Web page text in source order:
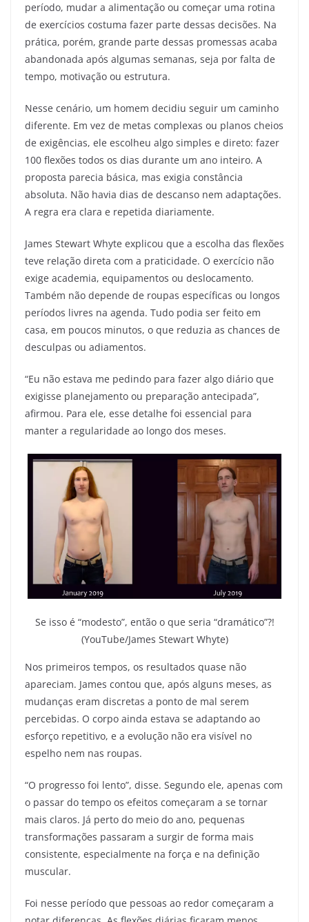
período, mudar a alimentação ou começar uma rotina
de exercícios costuma fazer parte dessas decisões. Na
prática, porém, grande parte dessas promessas acaba
abandonada após algumas semanas, seja por falta de
tempo, motivação ou estrutura.
Nesse cenário, um homem decidiu seguir um caminho
diferente. Em vez de metas complexas ou planos cheios
de exigências, ele escolheu algo simples e direto: fazer
100 flexões todos os dias durante um ano inteiro. A
proposta parecia básica, mas exigia constância
absoluta. Não havia dias de descanso nem adaptações.
A regra era clara e repetida diariamente.
James Stewart Whyte explicou que a escolha das flexões
teve relação direta com a praticidade. O exercício não
exige academia, equipamentos ou deslocamento.
Também não depende de roupas específicas ou longos
períodos livres na agenda. Tudo podia ser feito em
casa, em poucos minutos, o que reduzia as chances de
desculpas ou adiamentos.
“Eu não estava me pedindo para fazer algo diário que
exigisse planejamento ou preparação antecipada”,
afirmou. Para ele, esse detalhe foi essencial para
manter a regularidade ao longo dos meses.
Se isso é “modesto”, então o que seria “dramático”?!
(YouTube/James Stewart Whyte)
Nos primeiros tempos, os resultados quase não
apareciam. James contou que, após alguns meses, as
mudanças eram discretas a ponto de mal serem
percebidas. O corpo ainda estava se adaptando ao
esforço repetitivo, e a evolução não era visível no
espelho nem nas roupas.
“O progresso foi lento”, disse. Segundo ele, apenas com
o passar do tempo os efeitos começaram a se tornar
mais claros. Já perto do meio do ano, pequenas
transformações passaram a surgir de forma mais
consistente, especialmente na força e na definição
muscular.
Foi nesse período que pessoas ao redor começaram a